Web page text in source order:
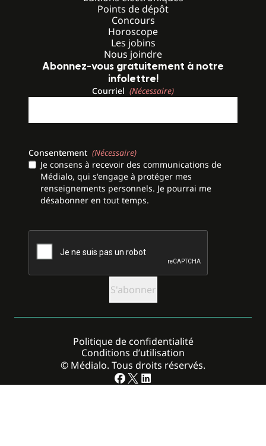
Points de dépôt
Concours
Horoscope
Les jobins
Nous joindre
Abonnez-vous gratuitement à notre
infolettre!
Courriel (Nécessaire)
Consentement (Nécessaire)
Je consens à recevoir des communications de
Médialo, qui s'engage à protéger mes
renseignements personnels. Je pourrai me
désabonner en tout temps.
CAPTCHA
© Médialo. Tous droits réservés.
Politique de confidentialité
Conditions d’utilisation